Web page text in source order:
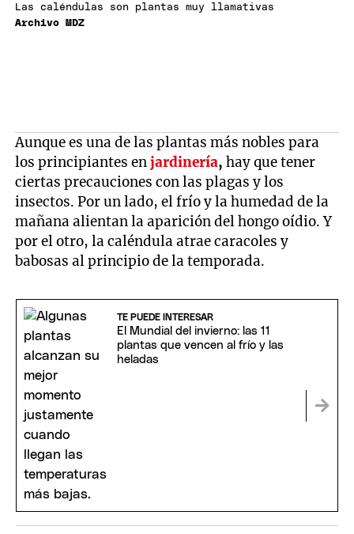
Las caléndulas son plantas muy llamativas
Archivo MDZ
Aunque es una de las plantas más nobles para
los principiantes enjardinería, hay que tener
ciertas precauciones con las plagas y los
insectos. Por un lado, el frío y la humedad de la
mañana alientan la aparición del hongo oídio. Y
por el otro, la caléndula atrae caracoles y
babosas al principio de la temporada.
TE PUEDE INTERESAR
El Mundial del invierno: las 11
plantas que vencen al frío y las
heladas